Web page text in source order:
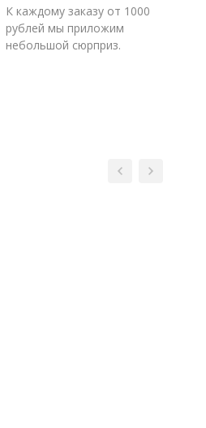
К каждому заказу от 1000
рублей мы приложим
небольшой сюрприз.